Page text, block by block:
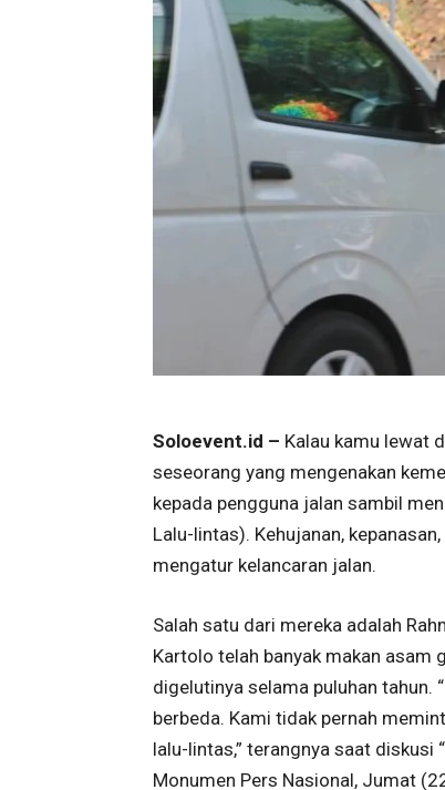
Soloevent.id – Kalau kamu lewat
seseorang yang mengenakan
kepada pengguna jalan sambil
Lalu-lintas). Kehujanan,
mengatur kelancaran jalan.
Salah satu dari mereka adalah
Kartolo telah banyak makan asam
digelutinya selama puluhan tahun.
berbeda. Kami tidak pernah
lalu-lintas,” terangnya saat diskusi
Monumen Pers Nasional, Jumat